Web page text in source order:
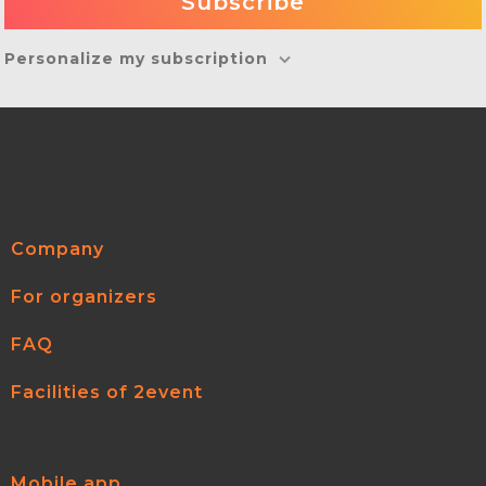
Personalize my subscription
Company
For organizers
FAQ
Facilities of 2event